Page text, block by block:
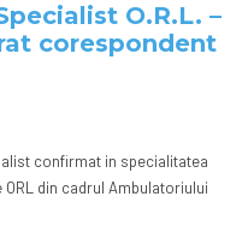
O.R.L. –
corespondent
confirmat in specialitatea
din cadrul Ambulatoriului